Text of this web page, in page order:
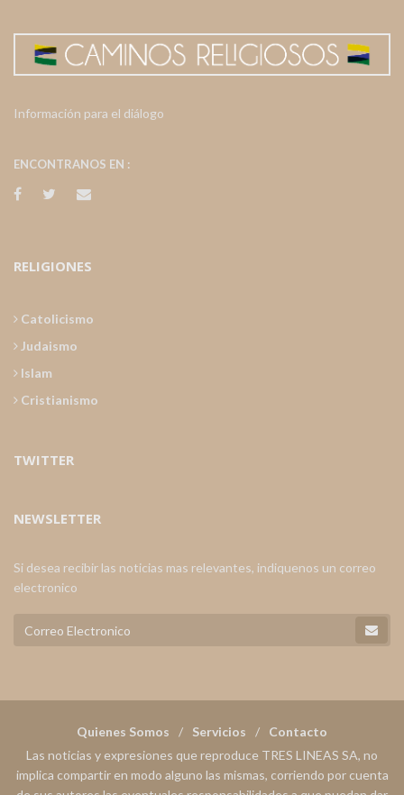
Información para el diálogo
ENCONTRANOS EN :
RELIGIONES
Catolicismo
Judaismo
Islam
Cristianismo
TWITTER
NEWSLETTER
Si desea recibir las noticias mas relevantes, indiquenos un correo
electronico
Quienes Somos Servicios
Contacto
Las noticias y expresiones que reproduce TRES LINEAS SA, no
implica compartir en modo alguno las mismas, corriendo por cuenta